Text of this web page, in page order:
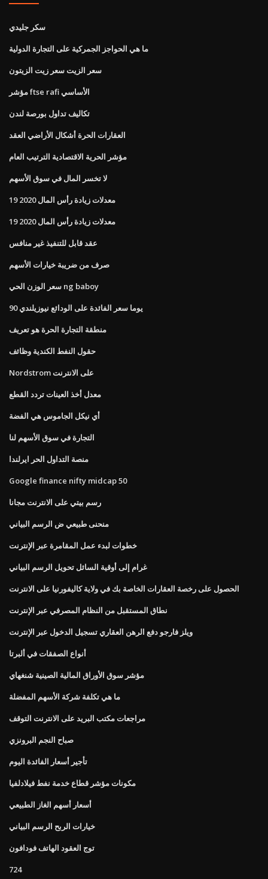
سكر جليدي
ما هي الحواجز الجمركية على التجارة الدولية
سعر الزيت سعر زيت الزيتون
مؤشر ftse rafi الأساسي
تكاليف تداول بورصة لندن
العقارات الحرة أشكال الأراضي العقد
مؤشر الحرية الاقتصادية الترتيب العام
لا تخسر المال في سوق الأسهم
معدلات زيادة رأس المال 2020 19
معدلات زيادة رأس المال 2020 19
عقد قابل للتنفيذ غير منافس
صرف من ضريبة خيارات الأسهم
سعر الوزن الحي ng baboy
90 يوما سعر الفائدة على الودائع نيوزيلندي
منطقة التجارة الحرة هو تعريف
حقول النفط الكندية وظائف
Nordstrom على الانترنت
معدل أخذ العينات تردد القطع
أي نيكل الجاموس هي الفضة
التجارة في سوق الأسهم لنا
منصة التداول الحر ايرلندا
Google finance nifty midcap 50
رسم بيتي على الانترنت مجانا
منحنى طبيعي ض الرسم البياني
خطوات لبدء عمل المقامرة عبر الإنترنت
غرام إلى أوقية السائل تحويل الرسم البياني
الحصول على رخصة العقارات الخاصة بك في ولاية كاليفورنيا على الانترنت
نطاق المستقبل من النظام المصرفي عبر الإنترنت
ويلز فارجو دفع الرهن العقاري تسجيل الدخول عبر الإنترنت
أنواع الصفقات في ألبرتا
مؤشر سوق الأوراق المالية الصينية شنغهاي
ما هي تكلفة شركة الأسهم المفضلة
مراجعات مكتب البريد على الانترنت التوقف
صباح النجم البرونزي
تأجير أسعار الفائدة اليوم
مكونات مؤشر قطاع خدمة نفط فيلادلفيا
أسعار أسهم الغاز الطبيعي
خيارات الربح الرسم البياني
توج العقود الهاتف فودافون
724